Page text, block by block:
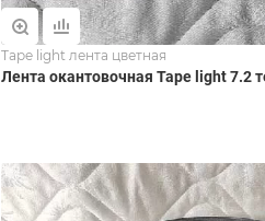
Tape light лента цветная
Лента окантовочная Tape light 7.2